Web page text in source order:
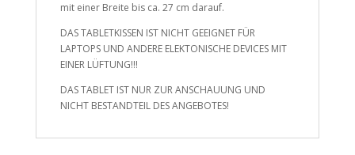
mit einer Breite bis ca. 27 cm darauf.
DAS TABLETKISSEN IST NICHT GEEIGNET FÜR
LAPTOPS UND ANDERE ELEKTONISCHE DEVICES MIT
EINER LÜFTUNG!!!
DAS TABLET IST NUR ZUR ANSCHAUUNG UND
NICHT BESTANDTEIL DES ANGEBOTES!